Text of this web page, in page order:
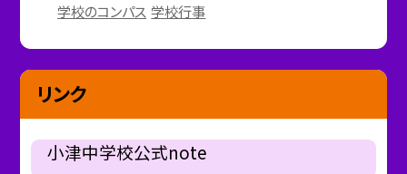
学校のコンパス 学校行事
リンク
小津中学校公式note